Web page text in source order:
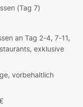
(Tag 7)
an Tag 2-4, 7-11,
exklusive
vorbehaltlich